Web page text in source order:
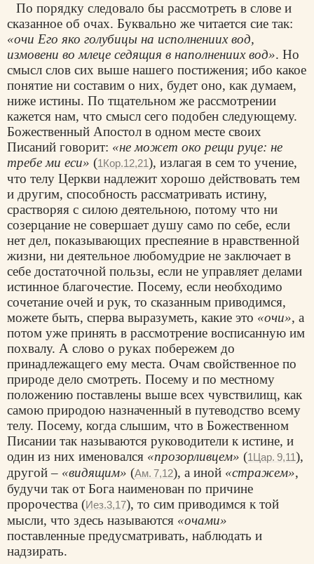
По порядку следовало бы рассмотреть в слове и
сказанное об очах. Буквально же читается сие так:
«очи Его яко голубицы на исполнениих вод,
измовени во млеце седящия в наполнениих вод». Но
смысл слов сих выше нашего постижения; ибо какое
понятие ни составим о них, будет оно, как думаем,
ниже истины. По тщательном же рассмотрении
кажется нам, что смысл сего подобен следующему.
Божественный Апостол в одном месте своих
Писаний говорит: «не может око рещи руце: не
требе ми еси» (1Кор.12,21), излагая в сем то учение,
что телу Церкви надлежит хорошо действовать тем
и другим, способность рассматривать истину,
срастворяя с силою деятельною, потому что ни
созерцание не совершает душу само по себе, если
нет дел, показывающих преспеяние в нравственной
жизни, ни деятельное любомудрие не заключает в
себе достаточной пользы, если не управляет делами
истинное благочестие. Посему, если необходимо
сочетание очей и рук, то сказанным приводимся,
можете быть, сперва выразуметь, какие это «очи», а
потом уже принять в рассмотрение восписанную им
похвалу. А слово о руках побережем до
принадлежащего ему места. Очам свойственное по
природе дело смотреть. Посему и по местному
положению поставлены выше всех чувствилищ, как
самою природою назначенный в путеводство всему
телу. Посему, когда слышим, что в Божественном
Писании так называются руководители к истине, и
один из них именовался «прозорливцем» (1Цар. 9,11),
другой – «видящим» (Ам. 7,12), а иной «стражем»,
будучи так от Бога наименован по причине
пророчества (Иез.3,17), то сим приводимся к той
мысли, что здесь называются «очами»
поставленные предусматривать, наблюдать и
надзирать.